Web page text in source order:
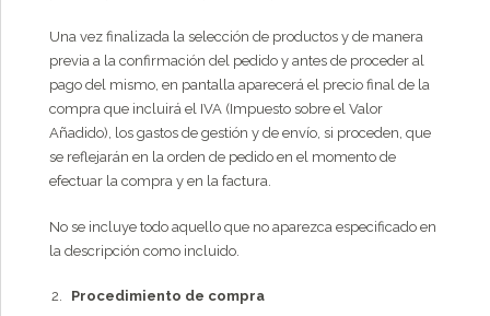
Una vez finalizada la selección de productos y de manera
previa a la confirmación del pedido y antes de proceder al
pago del mismo, en pantalla aparecerá el precio final de la
compra que incluirá el IVA (Impuesto sobre el Valor
Añadido), los gastos de gestión y de envío, si proceden, que
se reflejarán en la orden de pedido en el momento de
efectuar la compra y en la factura.
No se incluye todo aquello que no aparezca especificado en
la descripción como incluido.
Procedimiento de compra